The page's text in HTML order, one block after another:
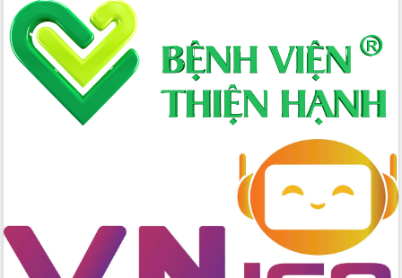
Định vị cà phê Việt Nam như một “di
sản sống” trong dòng chảy toàn cầu
Xây dựng nông thôn mới: Nâng cao đời
sống người dân từ những mô hình thiết
Quyết liệt tháo gỡ vướng mắc, đẩy
nhanh tiến độ các dự án trọng điểm
Đắk Lắk thời kỳ 2021-2030, tầm nhìn
đến năm 2050
Phát động chiến dịch 30 ngày đêm